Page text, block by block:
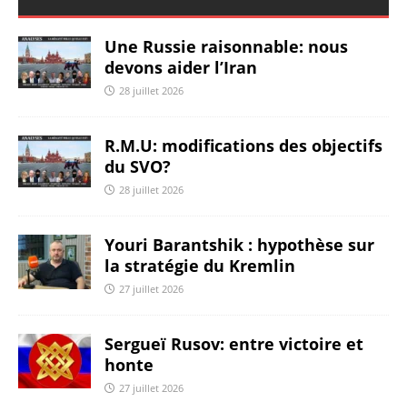
Une Russie raisonnable: nous
devons aider l’Iran
28 juillet 2026
R.M.U: modifications des objectifs
du SVO?
28 juillet 2026
Youri Barantshik : hypothèse sur
la stratégie du Kremlin
27 juillet 2026
Sergueï Rusov: entre victoire et
honte
27 juillet 2026